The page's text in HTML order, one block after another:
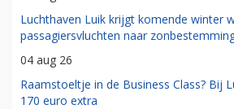
Luchthaven Luik krijgt komende winter
passagiersvluchten naar
04 aug 26
Raamstoeltje in de Business Class? Bij
170 euro extra